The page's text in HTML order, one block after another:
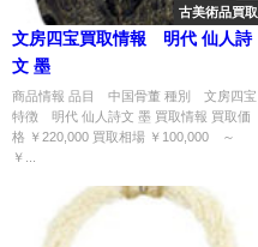
古美術品買取
文房四宝買取情報 明代 仙人詩
文 墨
商品情報 品目 中国骨董 種別 文房四宝
特徴 明代 仙人詩文 墨 買取情報 買取価
格 ￥220,000 買取相場 ￥100,000 ～
￥...